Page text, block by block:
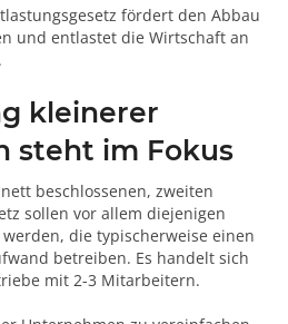
fördert den Abbau
und entlastet die Wirtschaft an
kleinerer
steht im Fokus
beschlossenen, zweiten
sollen vor allem diejenigen
die typischerweise einen
betreiben. Es handelt sich
mit 2-3 Mitarbeitern.